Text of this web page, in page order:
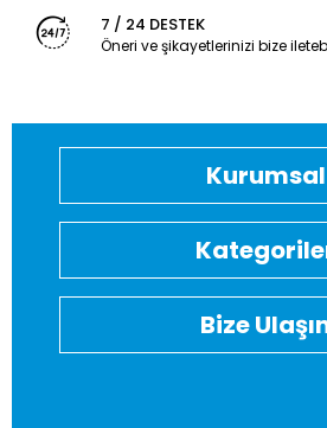
7 / 24 DESTEK
Öneri ve şikayetlerinizi bize
Kurumsal
Bize